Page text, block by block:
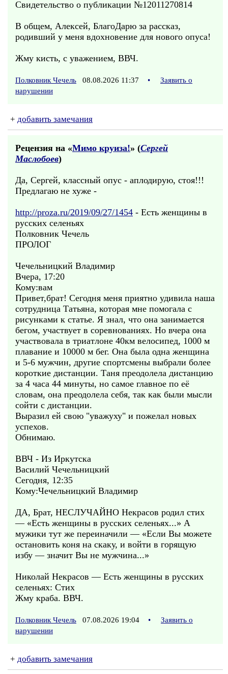
Свидетельство о публикации №12011270814
В общем, Алексей, БлагоДарю за рассказ,
родивший у меня вдохновение для нового опуса!
Жму кисть, с уважением, ВВЧ.
Полковник Чечель 08.08.2026 11:37 •
Заявить о
нарушении
+ добавить замечания
Рецензия на «Мимо круиза!» (Сергей
Маслобоев)
Да, Сергей, классный опус - аплодирую, стоя!!!
Предлагаю не хуже -
http://proza.ru/2019/09/27/1454 - Есть женщины в
русских селеньях
Полковник Чечель
ПРОЛОГ
Чечельницкий Владимир
Вчера, 17:20
Кому:вам
Привет,брат! Сегодня меня приятно удивила наша
сотрудница Татьяна, которая мне помогала с
рисунками к статье. Я знал, что она занимается
бегом, участвует в соревнованиях. Но вчера она
участвовала в триатлоне 40км велосипед, 1000 м
плавание и 10000 м бег. Она была одна женщина
и 5-6 мужчин, другие спортсмены выбрали более
короткие дистанции. Таня преодолела дистанцию
за 4 часа 44 минуты, но самое главное по её
словам, она преодолела себя, так как были мысли
сойти с дистанции.
Выразил ей свою "уважуху" и пожелал новых
успехов.
Обнимаю.
ВВЧ - Из Иркутска
Василий Чечельницкий
Сегодня, 12:35
Кому:Чечельницкий Владимир
ДА, Брат, НЕСЛУЧАЙНО Некрасов родил стих
— «Есть женщины в русских селеньях...» А
мужики тут же переиначили — «Если Вы можете
остановить коня на скаку, и войти в горящую
избу — значит Вы не мужчина...»
Николай Некрасов — Есть женщины в русских
селеньях: Стих
Жму краба. ВВЧ.
Полковник Чечель 07.08.2026 19:04 •
Заявить о
нарушении
+ добавить замечания